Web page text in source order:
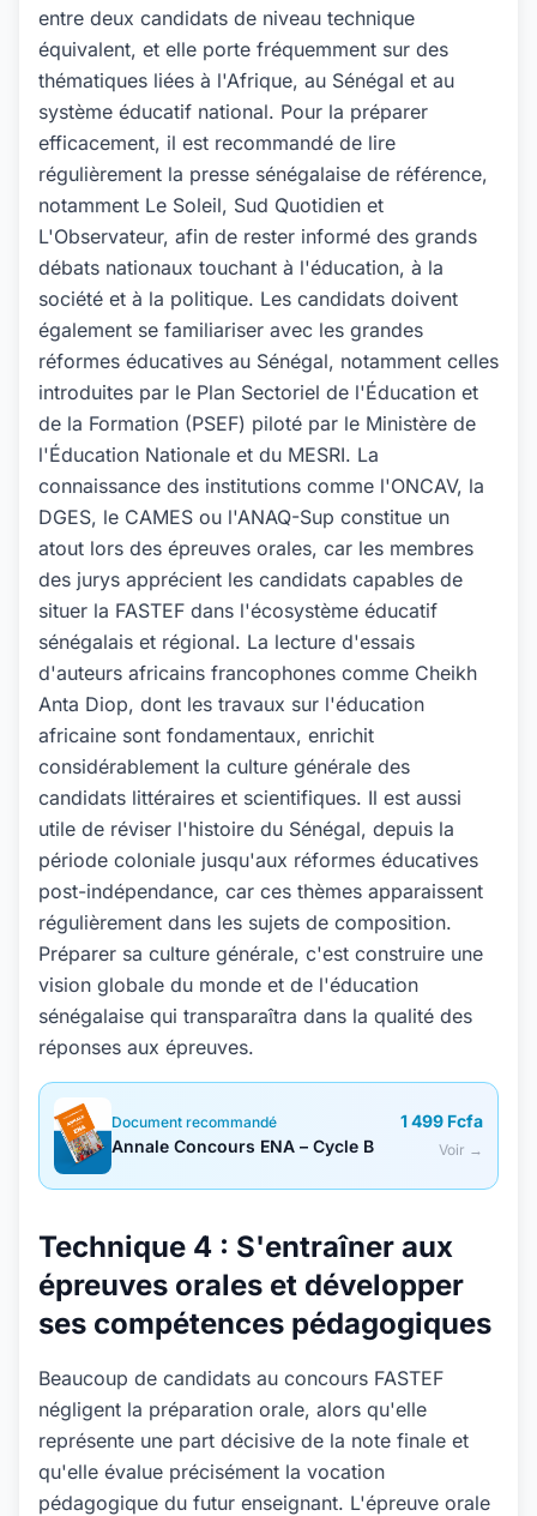
entre deux candidats de niveau technique
équivalent, et elle porte fréquemment sur des
thématiques liées à l'Afrique, au Sénégal et au
système éducatif national. Pour la préparer
efficacement, il est recommandé de lire
régulièrement la presse sénégalaise de référence,
notamment Le Soleil, Sud Quotidien et
L'Observateur, afin de rester informé des grands
débats nationaux touchant à l'éducation, à la
société et à la politique. Les candidats doivent
également se familiariser avec les grandes
réformes éducatives au Sénégal, notamment celles
introduites par le Plan Sectoriel de l'Éducation et
de la Formation (PSEF) piloté par le Ministère de
l'Éducation Nationale et du MESRI. La
connaissance des institutions comme l'ONCAV, la
DGES, le CAMES ou l'ANAQ-Sup constitue un
atout lors des épreuves orales, car les membres
des jurys apprécient les candidats capables de
situer la FASTEF dans l'écosystème éducatif
sénégalais et régional. La lecture d'essais
d'auteurs africains francophones comme Cheikh
Anta Diop, dont les travaux sur l'éducation
africaine sont fondamentaux, enrichit
considérablement la culture générale des
candidats littéraires et scientifiques. Il est aussi
utile de réviser l'histoire du Sénégal, depuis la
période coloniale jusqu'aux réformes éducatives
post-indépendance, car ces thèmes apparaissent
régulièrement dans les sujets de composition.
Préparer sa culture générale, c'est construire une
vision globale du monde et de l'éducation
sénégalaise qui transparaîtra dans la qualité des
réponses aux épreuves.
Document recommandé
Annale Concours ENA – Cycle B
1 499 Fcfa
Voir →
Technique 4 : S'entraîner aux
épreuves orales et développer
ses compétences pédagogiques
Beaucoup de candidats au concours FASTEF
négligent la préparation orale, alors qu'elle
représente une part décisive de la note finale et
qu'elle évalue précisément la vocation
pédagogique du futur enseignant. L'épreuve orale